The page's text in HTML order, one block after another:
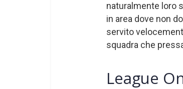
naturalmente loro
in area dove non
servito
squadra che
League